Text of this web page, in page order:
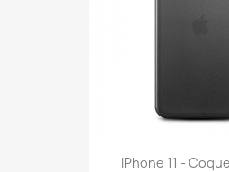
IPhone 11 -